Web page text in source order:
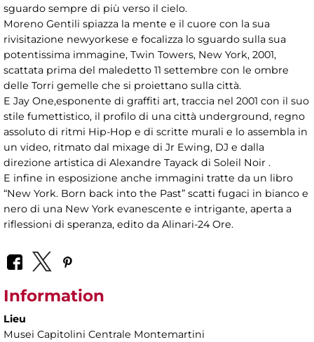
sguardo sempre di più verso il cielo.
Moreno Gentili spiazza la mente e il cuore con la sua
rivisitazione newyorkese e focalizza lo sguardo sulla sua
potentissima immagine, Twin Towers, New York, 2001,
scattata prima del maledetto 11 settembre con le ombre
delle Torri gemelle che si proiettano sulla città.
E Jay One,esponente di graffiti art, traccia nel 2001 con il suo
stile fumettistico, il profilo di una città underground, regno
assoluto di ritmi Hip-Hop e di scritte murali e lo assembla in
un video, ritmato dal mixage di Jr Ewing, DJ e dalla
direzione artistica di Alexandre Tayack di Soleil Noir .
E infine in esposizione anche immagini tratte da un libro
“New York. Born back into the Past” scatti fugaci in bianco e
nero di una New York evanescente e intrigante, aperta a
riflessioni di speranza, edito da Alinari-24 Ore.
Information
Lieu
Musei Capitolini Centrale Montemartini